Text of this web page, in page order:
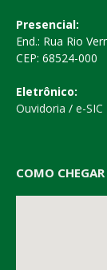
Presencial:
End.: Rua Rio
CEP: 68524-000
Eletrônico:
Ouvidoria / e-SIC
COMO